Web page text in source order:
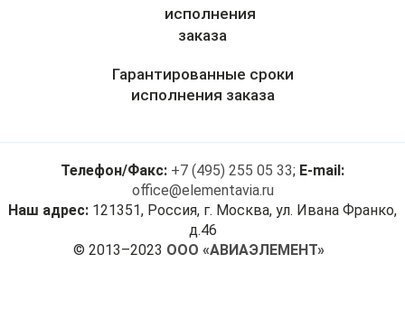
Гарантированные сроки
исполнения заказа
Телефон/Факс: +7 (495) 255 05 33; E-mail:
office@elementavia.ru
Наш адрес: 121351, Россия, г. Москва, ул. Ивана Франко,
д.46
© 2013–2023 ООО «АВИАЭЛЕМЕНТ»